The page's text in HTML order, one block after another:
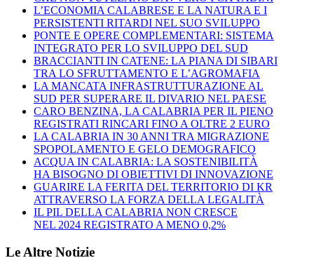
L’ECONOMIA CALABRESE E LA NATURA E I
PERSISTENTI RITARDI NEL SUO SVILUPPO
PONTE E OPERE COMPLEMENTARI: SISTEMA
INTEGRATO PER LO SVILUPPO DEL SUD
BRACCIANTI IN CATENE: LA PIANA DI SIBARI
TRA LO SFRUTTAMENTO E L’AGROMAFIA
LA MANCATA INFRASTRUTTURAZIONE AL
SUD PER SUPERARE IL DIVARIO NEL PAESE
CARO BENZINA, LA CALABRIA PER IL PIENO
REGISTRATI RINCARI FINO A OLTRE 2 EURO
LA CALABRIA IN 30 ANNI TRA MIGRAZIONE
SPOPOLAMENTO E GELO DEMOGRAFICO
ACQUA IN CALABRIA: LA SOSTENIBILITÀ
HA BISOGNO DI OBIETTIVI DI INNOVAZIONE
GUARIRE LA FERITA DEL TERRITORIO DI KR
ATTRAVERSO LA FORZA DELLA LEGALITÀ
IL PIL DELLA CALABRIA NON CRESCE
NEL 2024 REGISTRATO A MENO 0,2%
Le Altre Notizie